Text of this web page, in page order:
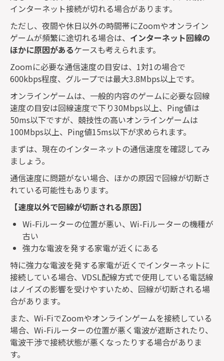
インターネット接続が切れる場合があります。
ただし、夜間や休日以外の時間帯にZoomやオンライン
ゲームが頻繁に途切れる場合は、 インターネット回線の
ほかに原因があるケースも考えられます。
Zoomに必要な通信速度の目安は、 1対1の場合で
600kbps程度、グループでは最大3.8Mbps以上です。
オンラインゲームは、一般的内容のゲームに必要な回線
速度の目安は回線速度で下り30Mbps以上、 Ping値は
50ms以下ですが、競技性の高いオンラインゲームは
100Mbps以上、 Ping値15ms以下が求められます。
まずは、現在のインターネットの通信速度を確認してみ
ましょう。
通信速度に問題がない場合、ほかの原因で回線が切断さ
れている可能性もあります。
【速度以外で回線が切断される原因】
Wi-Fiルーターの位置が悪い、 Wi-Fiルーターの機種が
古い
強力な電波を発する家電が近くにある
特に強力な電波を発する家電が近くでインターネットに
接続している場合、 VDSL配線方式で使用している電話線
はノイズの影響を受けやすいため、回線が切断される場
合があります。
また、 Wi-FiでZoomやオンラインゲームを接続している
場合、 Wi-Fiルーターの位置が悪く電波が遮断されたり、
電波干渉で接続状態が悪くなったりする場合がありま
す。